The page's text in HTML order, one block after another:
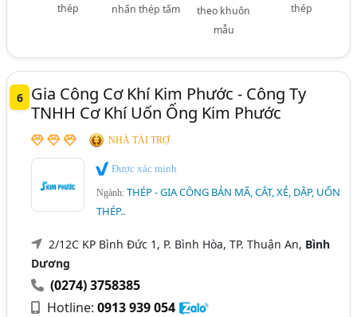
thép
nhấn thép tấm
theo khuôn
mẫu
thép
6
Gia Công Cơ Khí Kim Phước - Công Ty
TNHH Cơ Khí Uốn Ống Kim Phước
NHÀ TÀI TRỢ
Được xác minh
Ngành:THÉP - GIA CÔNG BẢN MÃ, CẮT, XẺ, DẬP, UỐN
THÉP..
2/12C KP Bình Đức 1, P. Bình Hòa, TP. Thuận An, Bình
Dương
(0274) 3758385
Hotline:0913 939 054